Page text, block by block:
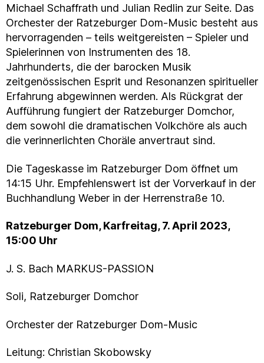
Michael Schaffrath und Julian Redlin zur Seite. Das
Orchester der Ratzeburger Dom-Music besteht aus
hervorragenden – teils weitgereisten – Spieler und
Spielerinnen von Instrumenten des 18.
Jahrhunderts, die der barocken Musik
zeitgenössischen Esprit und Resonanzen spiritueller
Erfahrung abgewinnen werden. Als Rückgrat der
Aufführung fungiert der Ratzeburger Domchor,
dem sowohl die dramatischen Volkchöre als auch
die verinnerlichten Choräle anvertraut sind.
Die Tageskasse im Ratzeburger Dom öffnet um
14:15 Uhr. Empfehlenswert ist der Vorverkauf in der
Buchhandlung Weber in der Herrenstraße 10.
Ratzeburger Dom, Karfreitag, 7. April 2023,
15:00 Uhr
J. S. Bach MARKUS-PASSION
Soli, Ratzeburger Domchor
Orchester der Ratzeburger Dom-Music
Leitung: Christian Skobowsky